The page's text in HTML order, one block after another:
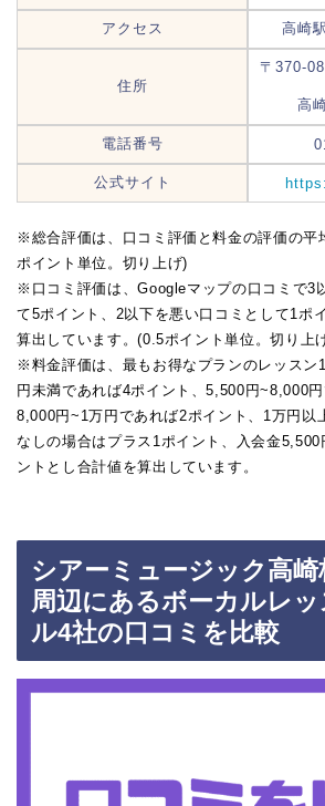
アクセス 高崎
住所
〒370-
高
電話番号
公式サイト
※総合評価は、口コミ評価と料金の評価の平
ポイント単位。切り上げ)
※口コミ評価は、Googleマップの口コミで3
て5ポイント、2以下を悪い口コミとして1ポ
算出しています。(0.5ポイント単位。切り上
※料金評価は、最もお得なプランのレッスン
円未満であれば4ポイント、5,500円~8,000円
8,000円~1万円であれば2ポイント、1万円以
なしの場合はプラス1ポイント、入会金
ントとし合計値を算出しています。
シアーミュージック高
周辺にあるボーカルレ
ル4社の口コミを比較